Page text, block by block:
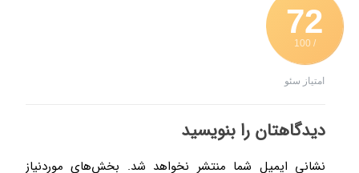
72
/ 100
امتیاز سئو
دیدگاهتان را بنویسید
نشانی ایمیل شما منتشر نخواهد شد.
بخش‌های موردنیاز